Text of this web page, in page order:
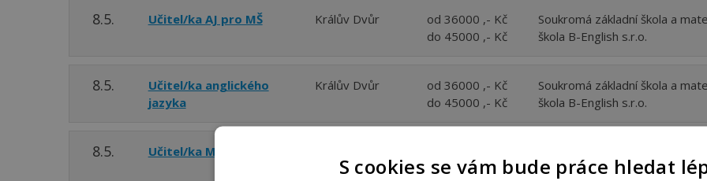
8.5. Učitel/ka AJ pro MŠ Králův Dvůr
od 36000 ,- Kč
do 45000 ,- Kč
Soukromá základní škola a
škola B-English s.r.o.
8.5.
Učitel/ka anglického
jazyka
Králův Dvůr
od 36000 ,- Kč
do 45000 ,- Kč
Soukromá základní škola a
škola B-English s.r.o.
8.5. Učitel/ka MŠ
do 38000 ,- Kč
škola B-English s.r.o.
S cookies se vám bude práce hledat